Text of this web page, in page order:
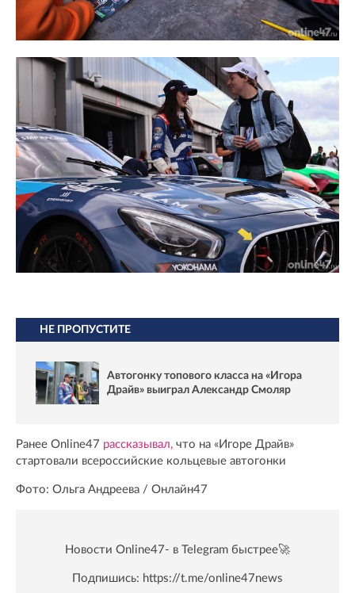
НЕ ПРОПУСТИТЕ
Автогонку топового класса на «Игора
Драйв» выиграл Александр Смоляр
Ранее Online47 рассказывал, что на «Игоре Драйв»
стартовали всероссийские кольцевые автогонки
Фото: Ольга Андреева / Онлайн47
Новости Online47- в Telegram быстрее🚀
Подпишись: https://t.me/online47news